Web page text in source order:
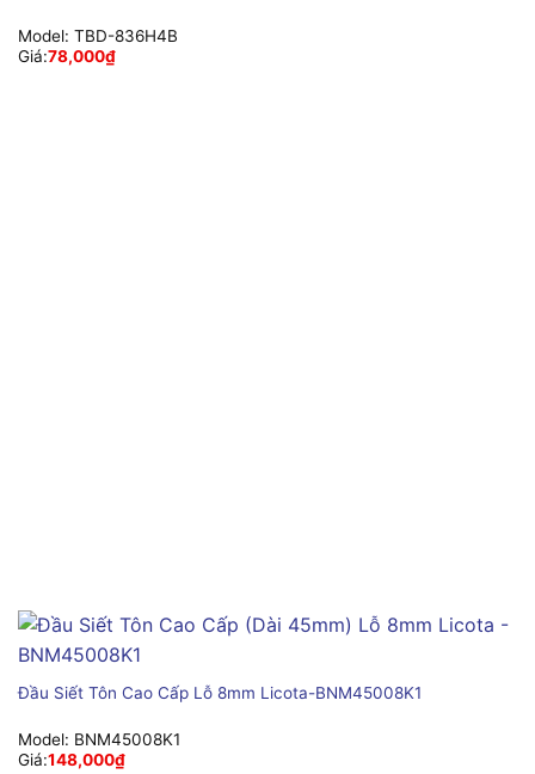
Model: TBD-836H4B
Giá:78,000₫
Đầu Siết Tôn Cao Cấp Lỗ 8mm Licota-BNM45008K1
Model: BNM45008K1
Giá:148,000₫